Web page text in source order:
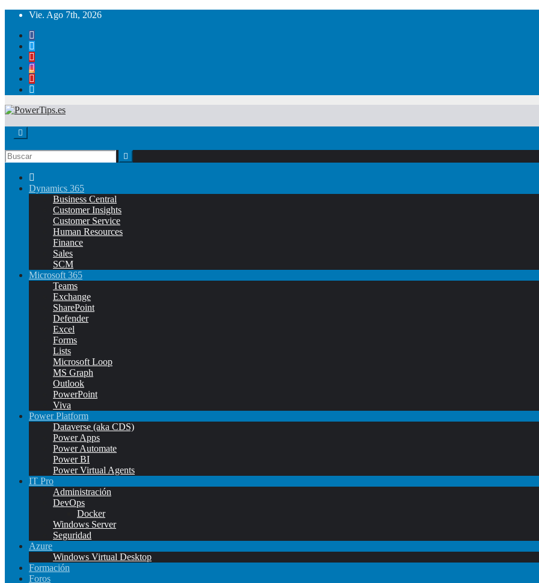
Vie. Ago 7th, 2026
Dynamics 365
Business Central
Customer Insights
Customer Service
Human Resources
Finance
Sales
SCM
Microsoft 365
Teams
Exchange
SharePoint
Defender
Excel
Forms
Lists
Microsoft Loop
MS Graph
Outlook
PowerPoint
Viva
Power Platform
Dataverse (aka CDS)
Power Apps
Power Automate
Power BI
Power Virtual Agents
IT Pro
Administración
DevOps
Docker
Windows Server
Seguridad
Azure
Windows Virtual Desktop
Formación
Foros